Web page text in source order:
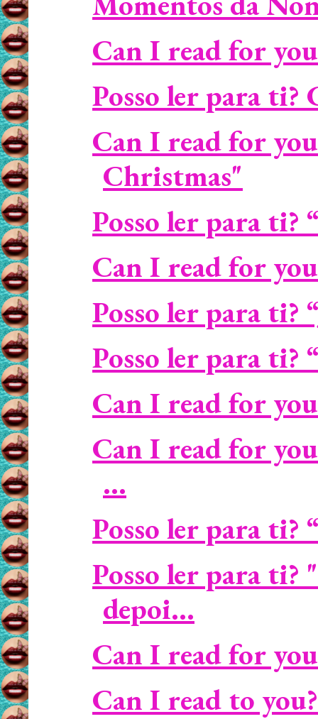
Can I read for
Posso ler para ti?
Can I read for
Christmas"
Posso ler para ti?
Can I read for
Posso ler para ti?
Posso ler para ti?
Can I read for
Can I read for
...
Posso ler para ti?
Posso ler para ti?
depoi...
Can I read for
Can I read to